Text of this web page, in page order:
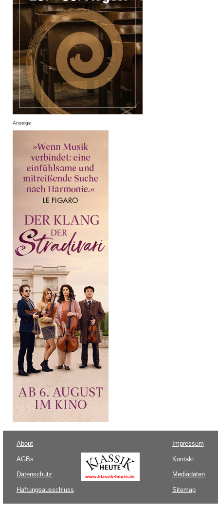
Anzeige
About
AGBs
Datenschutz
Haftungsausschluss
Impressum
Kontakt
Mediadaten
Sitemap